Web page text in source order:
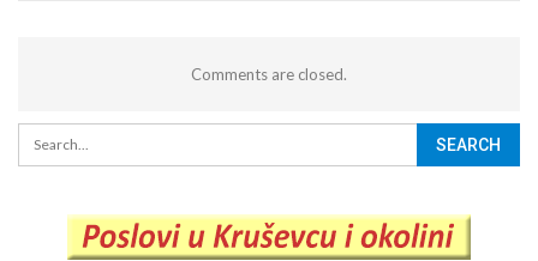
Comments are closed.